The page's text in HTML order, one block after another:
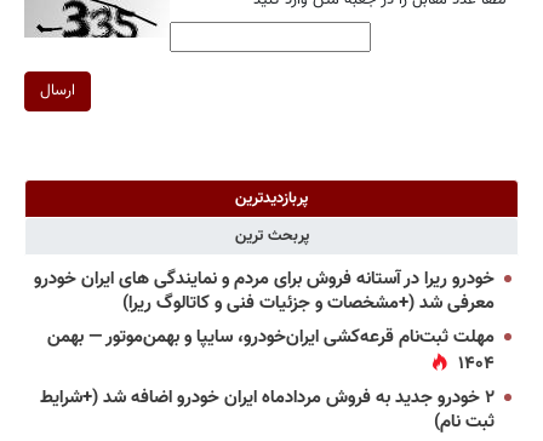
ارسال
پربازدیدترین
پربحث ترین
خودرو ریرا در آستانه فروش برای مردم و نمایندگی های ایران خودرو
معرفی شد (+مشخصات و جزئیات فنی و کاتالوگ ریرا)
مهلت ثبت‌نام قرعه‌کشی ایران‌خودرو، سایپا و بهمن‌موتور — بهمن
۱۴۰۴
۲ خودرو جدید به فروش مردادماه ایران خودرو اضافه شد (+شرایط
ثبت نام)